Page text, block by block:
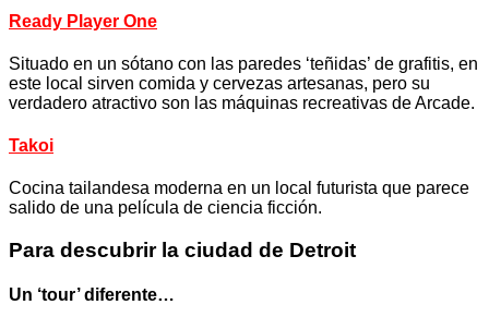
Ready Player One
Situado en un sótano con las paredes ‘teñidas’ de grafitis, en
este local sirven comida y cervezas artesanas, pero su
verdadero atractivo son las máquinas recreativas de Arcade.
Takoi
Cocina tailandesa moderna en un local futurista que parece
salido de una película de ciencia ficción.
Para descubrir la ciudad de Detroit
Un ‘tour’ diferente…